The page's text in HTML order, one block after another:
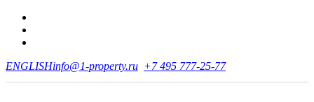
ENGLISHinfo@1-property.ru +7 495 777-25-77